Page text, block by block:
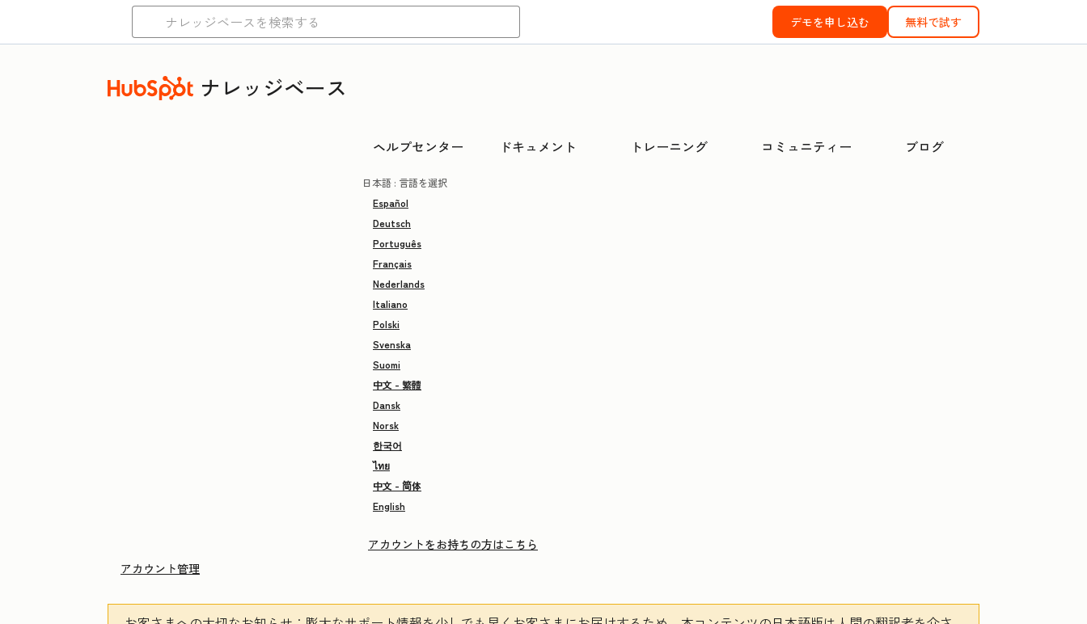
デモを申し込む 無料で試す
ナレッジベース
ヘルプセンター ドキュメント トレーニング コミュニティー ブログ
日本語 : 言語を選択
Español
Deutsch
Português
Français
Nederlands
Italiano
Polski
Svenska
Suomi
中文 - 繁體
Dansk
Norsk
한국어
ไทย
中文 - 简体
English
アカウントをお持ちの方はこちら
アカウント管理